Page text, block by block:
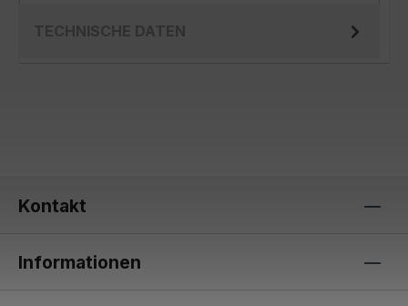
TECHNISCHE DATEN
Kontakt
Informationen